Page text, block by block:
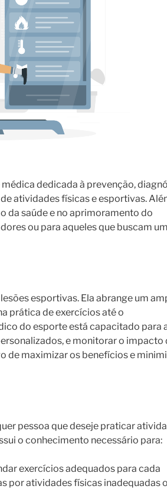
dedicada à prevenção,
atividades físicas e esportivas.
da saúde e no aprimoramento do
ou para aqueles que buscam
esportivas. Ela abrange um
prática de exercícios até o
do esporte está capacitado para
e monitorar o impacto
de maximizar os benefícios e
pessoa que deseje praticar
o conhecimento necessário para:
exercícios adequados para cada
por atividades físicas inadequadas